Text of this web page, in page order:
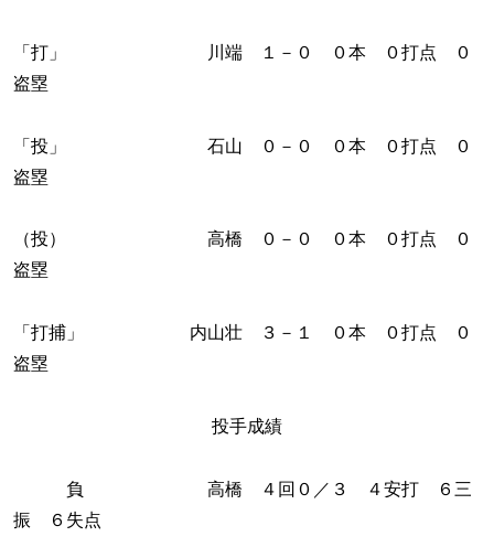
「打」 川端 １－０ ０本 ０打点 ０
盗塁
「投」 石山 ０－０ ０本 ０打点 ０
盗塁
（投） 高橋 ０－０ ０本 ０打点 ０
盗塁
「打捕」 内山壮 ３－１ ０本 ０打点 ０
盗塁
投手成績
負 高橋 ４回０／３ ４安打 ６三
振 ６失点